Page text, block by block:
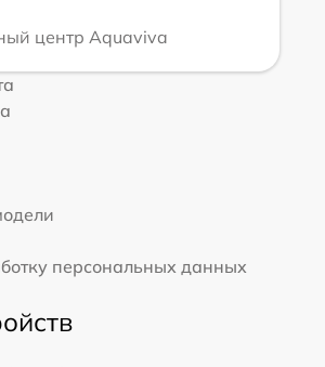
центр Aquaviva
персональных данных